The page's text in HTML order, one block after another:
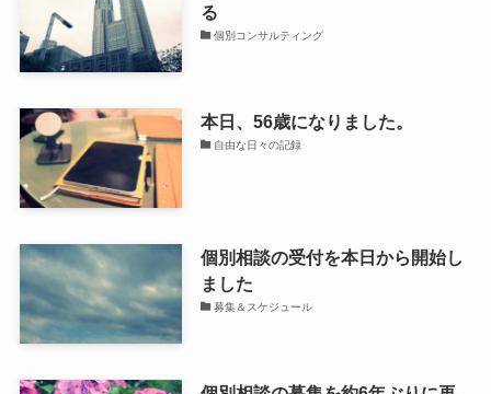
る
個別コンサルティング
本日、56歳になりました。
自由な日々の記録
個別相談の受付を本日から開始し
ました
募集＆スケジュール